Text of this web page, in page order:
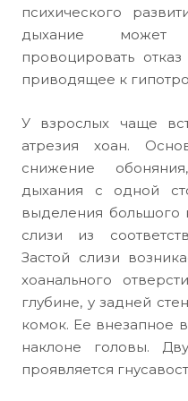
психического
дыхание может
провоцировать
приводящее к
У взрослых чаще
атрезия хоан.
снижение
дыхания с одной
выделения большого
слизи из
Застой слизи
хоанального
глубине, у задней
комок. Ее внезапное
наклоне головы.
проявляется